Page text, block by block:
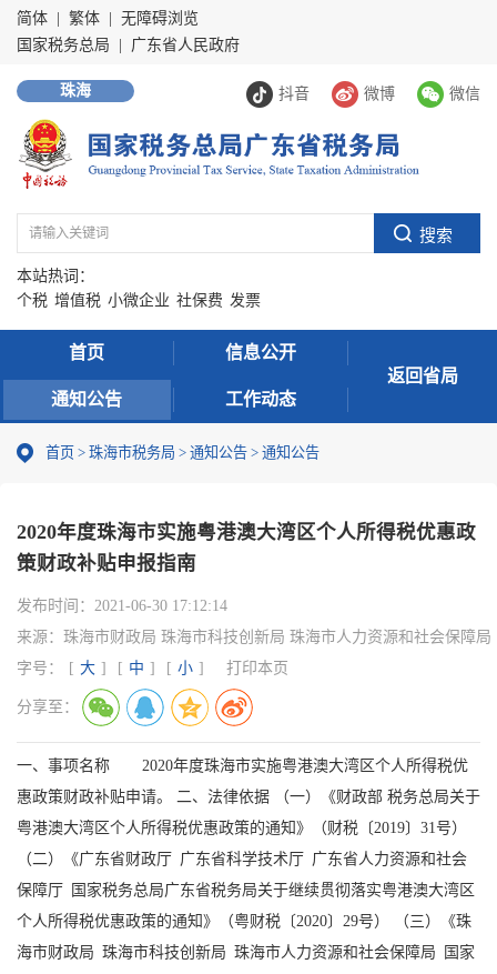
简体 繁体
无障碍浏览
国家税务总局
广东省人民政府
抖音 微博 微信
珠海
本站热词：
个税 增值税 小微企业 社保费 发票
首页 信息公开
通知公告 工作动态
返回省局
首页 > 珠海市税务局 > 通知公告 > 通知公告
2020年度珠海市实施粤港澳大湾区个人所得税优惠政
策财政补贴申报指南
发布时间： 2021-06-30 17:12:14
来源： 珠海市财政局 珠海市科技创新局 珠海市人力资源和社会保障
字号：
[ 大 ] [ 中 ] [ 小 ] 打印本页
分享至：
一、事项名称 2020年度珠海市实施粤港澳大湾区个人所得税优
惠政策财政补贴申请。 二、法律依据 （一）《财政部 税务总局关于
粤港澳大湾区个人所得税优惠政策的通知》（财税〔2019〕31号）
（二）《广东省财政厅 广东省科学技术厅 广东省人力资源和社会
保障厅 国家税务总局广东省税务局关于继续贯彻落实粤港澳大湾区
个人所得税优惠政策的通知》（粤财税〔2020〕29号） （三）《珠
海市财政局 珠海市科技创新局 珠海市人力资源和社会保障局 国家